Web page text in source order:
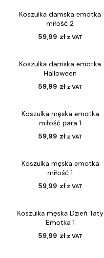
Koszulka damska emotka
miłość 2
59,99 zł z VAT
Koszulka damska emotka
Halloween
59,99 zł z VAT
Koszulka męska emotka
miłość para 1
59,99 zł z VAT
Koszulka męska emotka
miłość 1
59,99 zł z VAT
Koszulka męska Dzień Taty
Emotka 1
59,99 zł z VAT